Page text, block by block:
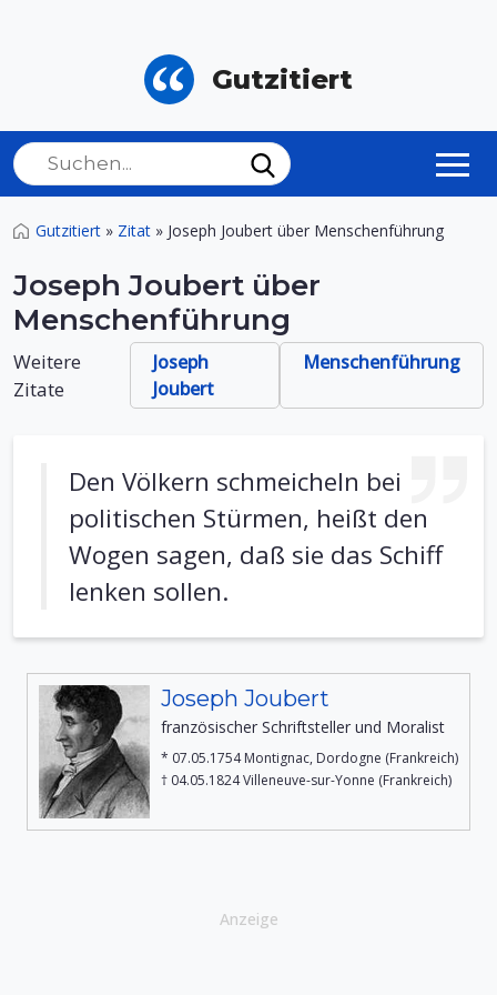
Gutzitiert
Gutzitiert » Zitat » Joseph Joubert über Menschenführung
Joseph Joubert über
Menschenführung
Weitere
Zitate
Joseph
Joubert
Menschenführung
Den Völkern schmeicheln bei
politischen Stürmen, heißt den
Wogen sagen, daß sie das Schiff
lenken sollen.
Joseph Joubert
französischer Schriftsteller und Moralist
* 07.05.1754 Montignac, Dordogne (Frankreich)
† 04.05.1824 Villeneuve-sur-Yonne (Frankreich)
Anzeige